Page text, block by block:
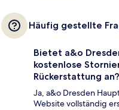
Häufig gestellte
Bietet a&o
kostenlose
Rückerstattung an?
Ja, a&o Dresden
Website vollständig